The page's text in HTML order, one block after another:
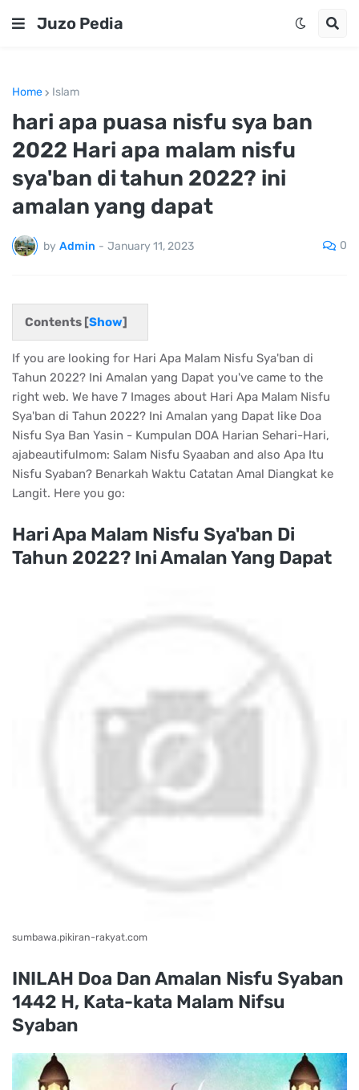
Juzo Pedia
Home Islam
hari apa puasa nisfu sya ban
2022 Hari apa malam nisfu
sya'ban di tahun 2022? ini
amalan yang dapat
by Admin - January 11, 2023 0
Contents [Show]
If you are looking for Hari Apa Malam Nisfu Sya'ban di
Tahun 2022? Ini Amalan yang Dapat you've came to the
right web. We have 7 Images about Hari Apa Malam Nisfu
Sya'ban di Tahun 2022? Ini Amalan yang Dapat like Doa
Nisfu Sya Ban Yasin - Kumpulan DOA Harian Sehari-Hari,
ajabeautifulmom: Salam Nisfu Syaaban and also Apa Itu
Nisfu Syaban? Benarkah Waktu Catatan Amal Diangkat ke
Langit. Here you go:
Hari Apa Malam Nisfu Sya'ban Di
Tahun 2022? Ini Amalan Yang Dapat
sumbawa.pikiran-rakyat.com
INILAH Doa Dan Amalan Nisfu Syaban
1442 H, Kata-kata Malam Nifsu
Syaban